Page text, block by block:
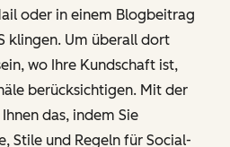
oder in einem Blogbeitrag
klingen. Um überall dort
wo Ihre Kundschaft ist,
berücksichtigen. Mit der
das, indem Sie
Stile und Regeln für Social-